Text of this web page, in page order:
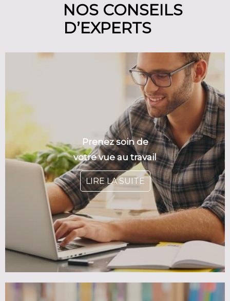
NOS CONSEILS
D’EXPERTS
Prenez soin de
votre vue au travail
LIRE LA SUITE